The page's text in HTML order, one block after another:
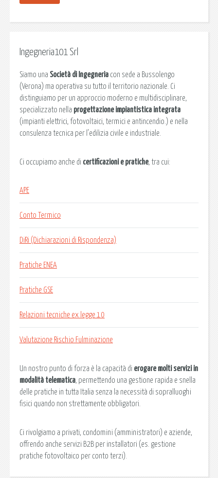
Ingegneria101 Srl
Siamo una Società di Ingegneria con sede a Bussolengo
(Verona) ma operativa su tutto il territorio nazionale. Ci
distinguiamo per un approccio moderno e multidisciplinare,
specializzato nella progettazione impiantistica integrata
(impianti elettrici, fotovoltaici, termici e antincendio.) e nella
consulenza tecnica per l’edilizia civile e industriale.
Ci occupiamo anche di certificazioni e pratiche, tra cui:
APE
Conto Termico
DiRi (Dichiarazioni di Rispondenza)
Pratiche ENEA
Pratiche GSE
Relazioni tecniche ex legge 10
Valutazione Rischio Fulminazione
Un nostro punto di forza è la capacità di erogare molti servizi in
modalità telematica, permettendo una gestione rapida e snella
delle pratiche in tutta Italia senza la necessità di sopralluoghi
fisici quando non strettamente obbligatori.
Ci rivolgiamo a privati, condomini (amministratori) e aziende,
offrendo anche servizi B2B per installatori (es. gestione
pratiche fotovoltaico per conto terzi).